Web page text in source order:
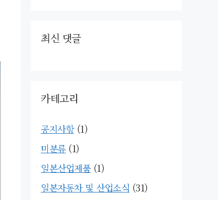
최신 댓글
카테고리
공지사항(1)
미분류(1)
일본산업제품(1)
일본자동차 및 산업소식 (31)